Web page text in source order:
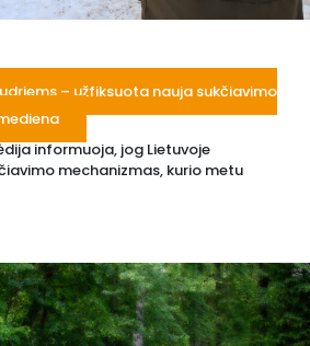
– užfiksuota nauja sukčiavimo
informuoja, jog Lietuvoje
mechanizmas, kurio metu